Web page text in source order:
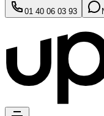
01 40 06 03 93